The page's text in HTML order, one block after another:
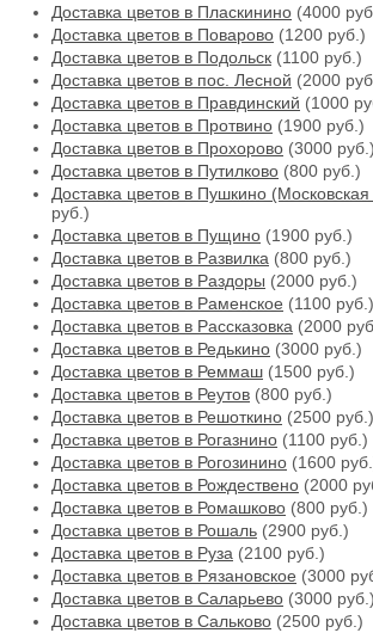
Доставка цветов в Пласкинино (4000
Доставка цветов в Поварово (1200 руб.)
Доставка цветов в Подольск (1100 руб.)
Доставка цветов в пос. Лесной (2000
Доставка цветов в Правдинский (1000
Доставка цветов в Протвино (1900 руб.)
Доставка цветов в Прохорово (3000 руб.)
Доставка цветов в Путилково (800 руб.)
Доставка цветов в Пушкино (Московская
руб.)
Доставка цветов в Пущино (1900 руб.)
Доставка цветов в Развилка (800 руб.)
Доставка цветов в Раздоры (2000 руб.)
Доставка цветов в Раменское (1100 руб.)
Доставка цветов в Рассказовка (2000
Доставка цветов в Редькино (3000 руб.)
Доставка цветов в Реммаш (1500 руб.)
Доставка цветов в Реутов (800 руб.)
Доставка цветов в Решоткино (2500 руб.)
Доставка цветов в Рогазнино (1100 руб.)
Доставка цветов в Рогозинино (1600
Доставка цветов в Рождествено (2000
Доставка цветов в Ромашково (800 руб.)
Доставка цветов в Рошаль (2900 руб.)
Доставка цветов в Руза (2100 руб.)
Доставка цветов в Рязановское (3000
Доставка цветов в Саларьево (3000 руб.)
Доставка цветов в Сальково (2500 руб.)